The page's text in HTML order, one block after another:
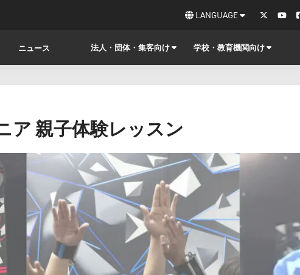
LANGUAGE
ニュース 法人・団体・集客向け 学校・教育機関向け
ア 親子体験レッスン